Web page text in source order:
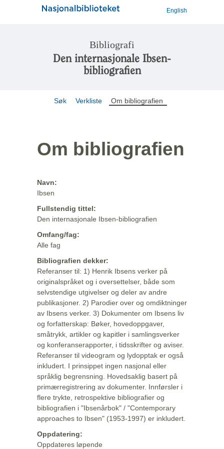
English
Bibliografi
Den internasjonale Ibsen-
bibliografien
Søk Verkliste Om bibliografien
Om bibliografien
Navn:
Ibsen
Fullstendig tittel:
Den internasjonale Ibsen-bibliografien
Omfang/fag:
Alle fag
Bibliografien dekker:
Referanser til: 1) Henrik Ibsens verker på
originalspråket og i oversettelser, både som
selvstendige utgivelser og deler av andre
publikasjoner. 2) Parodier over og omdiktninger
av Ibsens verker. 3) Dokumenter om Ibsens liv
og forfatterskap: Bøker, hovedoppgaver,
småtrykk, artikler og kapitler i samlingsverker
og konferanserapporter, i tidsskrifter og aviser.
Referanser til videogram og lydopptak er også
inkludert. I prinsippet ingen nasjonal eller
språklig begrensning. Hovedsaklig basert på
primærregistrering av dokumenter. Innførsler i
flere trykte, retrospektive bibliografier og
bibliografien i "Ibsenårbok" / "Contemporary
approaches to Ibsen" (1953-1997) er inkludert.
Oppdatering:
Oppdateres løpende